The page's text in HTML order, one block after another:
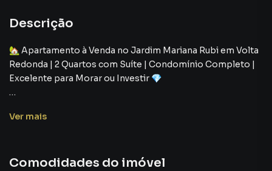
Descrição
🏡 Apartamento à Venda no Jardim Mariana Rubi em Volta
Redonda | 2 Quartos com Suíte | Condomínio Completo |
Excelente para Morar ou Investir 💎
praticidade e valorização caminham juntos todos os dias.
🛋️ Um apartamento aconchegante e funcional
Ver mais
Comodidades do imóvel